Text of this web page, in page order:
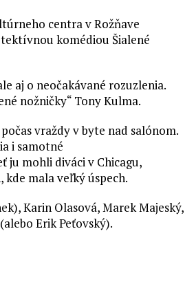
centra v Rožňave
komédiou Šialené
aj o neočakávané rozuzlenia.
nožničky“ Tony Kulma.
vraždy v byte nad salónom.
i samotné
ju mohli diváci v Chicagu,
mala veľký úspech.
Karin Olasová, Marek Majeský,
Erik Peťovský).